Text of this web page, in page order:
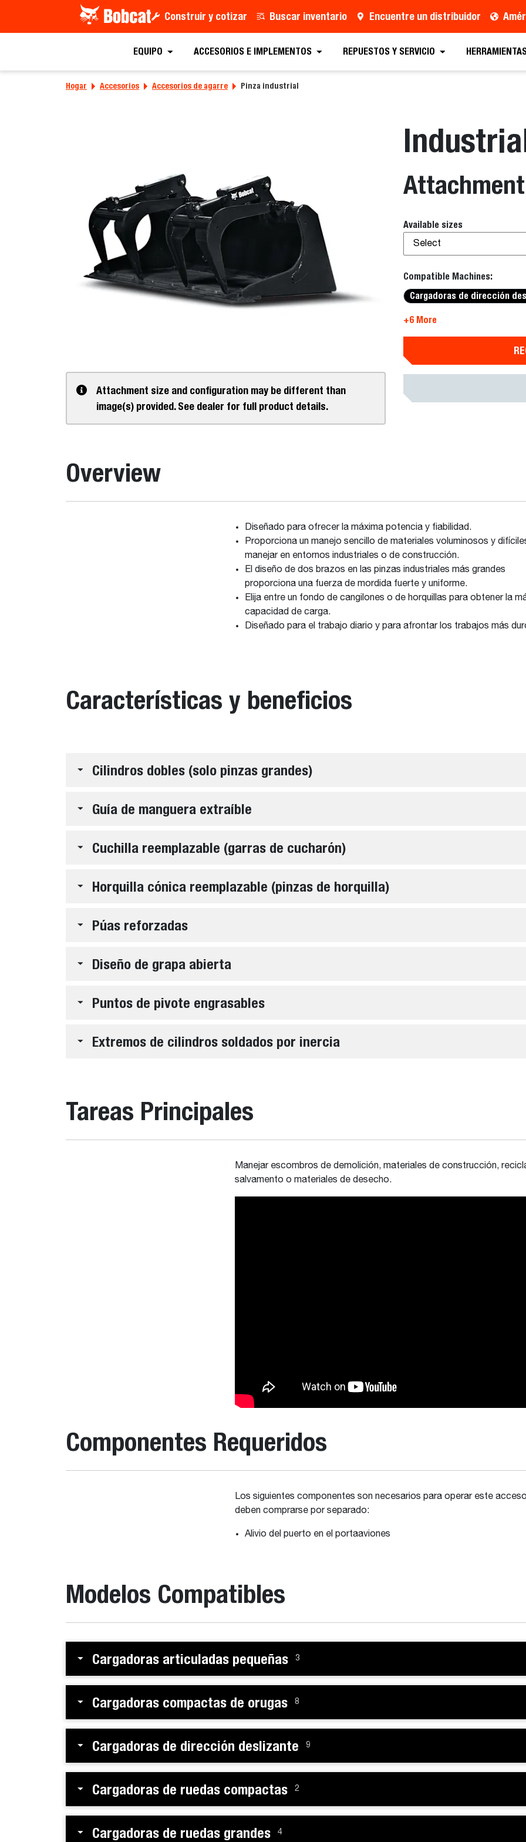
Construir y cotizar Buscar inventario Encuentre un distribuidor
EQUIPO ACCESORIOS E IMPLEMENTOS REPUESTOS Y SERVICIO
Hogar Accesorios Accesorios de agarre Pinza industrial
Attachment size and configuration may be different than
image(s) provided. See dealer for full product details.
Attachment
Available sizes
Select
Compatible Machines:
Cargadoras de dirección
+6 More
Overview
Diseñado para ofrecer la máxima potencia y fiabilidad.
Proporciona un manejo sencillo de materiales voluminosos y
manejar en entornos industriales o de construcción.
El diseño de dos brazos en las pinzas industriales más grandes
proporciona una fuerza de mordida fuerte y uniforme.
Elija entre un fondo de cangilones o de horquillas para obtener la
capacidad de carga.
Diseñado para el trabajo diario y para afrontar los trabajos más
Características y beneficios
Cilindros dobles (solo pinzas grandes)
Guía de manguera extraíble
Cuchilla reemplazable (garras de cucharón)
Horquilla cónica reemplazable (pinzas de horquilla)
Púas reforzadas
Diseño de grapa abierta
Puntos de pivote engrasables
Extremos de cilindros soldados por inercia
Tareas Principales
Manejar escombros de demolición, materiales de construcción,
salvamento o materiales de desecho.
Componentes Requeridos
Los siguientes componentes son necesarios para operar este
deben comprarse por separado:
Alivio del puerto en el portaaviones
Modelos Compatibles
Cargadoras articuladas pequeñas 3
Cargadoras compactas de orugas 8
Cargadoras de dirección deslizante 9
Cargadoras de ruedas compactas 2
Cargadoras de ruedas grandes 4